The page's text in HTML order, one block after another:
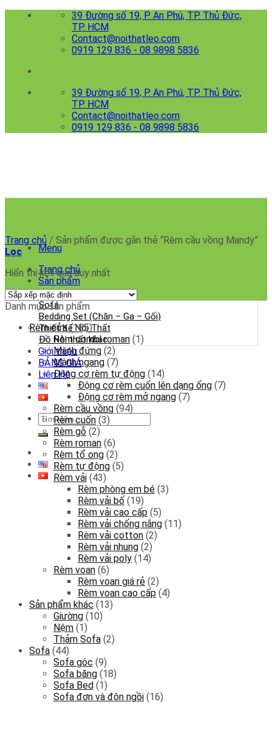
39 Đường số 19, P. An Phú, TP. Thủ Đức,
TP. HCM
Contact@noithatleo.com
0919 129 836 - 08 9898 5836
39 Đường số 19, P. An Phú, TP. Thủ Đức,
TP. HCM
Contact@noithatleo.com
0919 129 836 - 08 9898 5836
Menu
Trang chủ
Sản phẩm
Rèm cửa
Sofa
Bedding Set (Chăn – Ga – Gối)
Thiết Kế Nội Thất
Đồ Nội thất khác
Giới thiệu
BẢNG GIÁ
Liên Hệ
Tìm
kiếm:
Trang chủ / Sản phẩm được gắn thẻ “Rèm cầu vồng Mandy”
Lọc
Hiển thị kết quả duy nhất
Danh mục sản phẩm
Rèm cửa (185)
Rèm combi roman (1)
Mành đứng (2)
Mành ngang (7)
Động cơ rèm tự động (14)
Động cơ rèm cuốn lên dạng ống (7)
Động cơ rèm mở ngang (7)
Rèm cầu vồng (94)
Rèm cuốn (3)
Rèm gỗ (2)
Rèm roman (6)
Rèm tổ ong (2)
Rèm tự động (5)
Rèm vải (43)
Rèm phòng em bé (3)
Rèm vải bố (19)
Rèm vải cao cấp (5)
Rèm vải chống nắng (11)
Rèm vải cotton (2)
Rèm vải nhung (2)
Rèm vải poly (14)
Rèm voan (6)
Rèm voan giá rẻ (2)
Rèm voan cao cấp (4)
Sản phẩm khác (13)
Giường (10)
Nệm (1)
Thảm Sofa (2)
Sofa (44)
Sofa góc (9)
Sofa băng (18)
Sofa Bed (1)
Sofa đơn và đôn ngồi (16)